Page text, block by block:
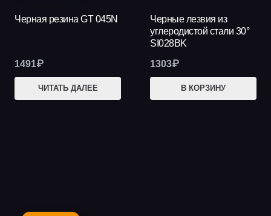
Черная резина GT 045N
1491₽
ЧИТАТЬ ДАЛЕЕ
Черные лезвия из
углеродистой стали 30°
SI028BK
1303₽
В КОРЗИНУ